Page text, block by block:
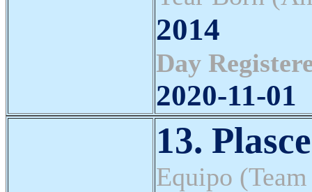
2014
Day
2020-11-01
13.
Equipo